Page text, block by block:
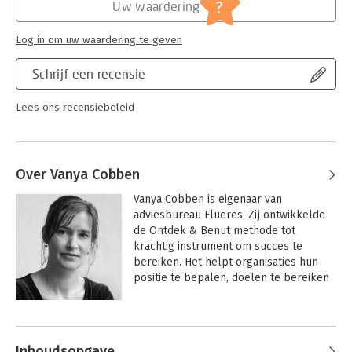
Met 'Ontdek & Benut' leer je hoe je balans houdt tussen groei
en stabiliteit, zodat jouw organisatie zich niet alleen aanpast
aan verandering, maar deze ook proactief vormgeeft.
Wil je weten hoe je jouw team of organisatie in beweging
houdt? Ontdek waar je staat in de S-curve en benut de kracht
van verandering.
#ExplorerenConnecterenTransformerenConserveren
Schrijf een recensie
Lees ons recensiebeleid
Uw waardering ?
Log in om uw waardering te geven
Over Vanya Cobben
Vanya Cobben is eigenaar van
adviesbureau Flueres. Zij ontwikkelde
de Ontdek & Benut methode tot
krachtig instrument om succes te
bereiken. Het helpt organisaties hun
positie te bepalen, doelen te bereiken
concrete strategieën helpt ze
Andere boeken door Vanya Cobben